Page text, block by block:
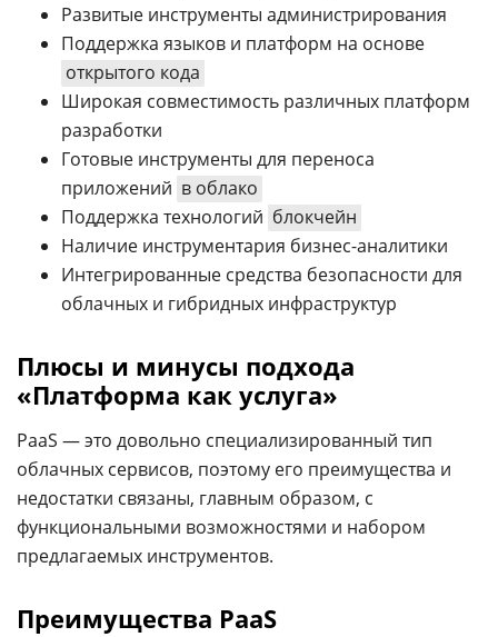
Развитые инструменты администрирования
Поддержка языков и платформ на основе
открытого кода
Широкая совместимость различных платформ
разработки
Готовые инструменты для переноса
приложений в облако
Поддержка технологий блокчейн
Наличие инструментария бизнес-аналитики
Интегрированные средства безопасности для
облачных и гибридных инфраструктур
Плюсы и минусы подхода
«Платформа как услуга»
PaaS — это довольно специализированный тип
облачных сервисов, поэтому его преимущества и
недостатки связаны, главным образом, с
функциональными возможностями и набором
предлагаемых инструментов.
Преимущества PaaS